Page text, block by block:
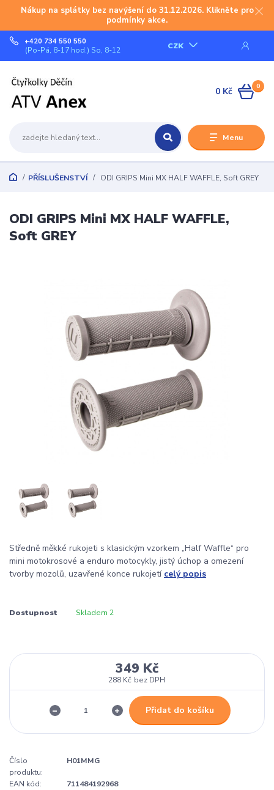
Nákup na splátky bez navýšení do 31.12.2026. Klikněte pro
podmínky akce.
Menu
CZK
+420 734 550 550
(Po-Pá, 8-17 hod.) So, 8-12
0
0 Kč
PŘÍSLUŠENSTVÍ ODI GRIPS Mini MX HALF WAFFLE, Soft GREY
ODI GRIPS Mini MX HALF WAFFLE,
Soft GREY
Středně měkké rukojeti s klasickým vzorkem „Half Waffle“ pro
mini motokrosové a enduro motocykly, jistý úchop a omezení
tvorby mozolů, uzavřené konce rukojetí celý popis
Dostupnost Skladem 2
349 Kč
288 Kč bez DPH
Přidat do košíku
Číslo
produktu:
H01MMG
EAN kód:
711484192968